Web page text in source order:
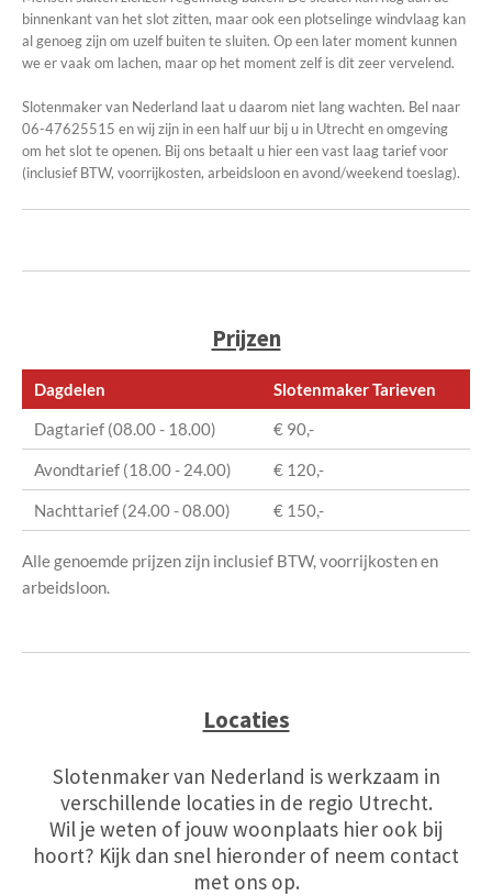
binnenkant van het slot zitten, maar ook een plotselinge windvlaag kan
al genoeg zijn om uzelf buiten te sluiten. Op een later moment kunnen
we er vaak om lachen, maar op het moment zelf is dit zeer vervelend.
Slotenmaker van Nederland laat u daarom niet lang wachten. Bel naar
06-47625515 en wij zijn in een half uur bij u in Utrecht en omgeving
om het slot te openen. Bij ons betaalt u hier een vast laag tarief voor
(inclusief BTW, voorrijkosten, arbeidsloon en avond/weekend toeslag).
Prijzen
Dagdelen
Slotenmaker Tarieven
Dagtarief (08.00 - 18.00)
€ 90,-
Avondtarief (18.00 - 24.00) € 120,-
Nachttarief (24.00 - 08.00) € 150,-
Alle genoemde prijzen zijn inclusief BTW, voorrijkosten en
arbeidsloon.
Locaties
Slotenmaker van Nederland is werkzaam in
verschillende locaties in de regio Utrecht.
Wil je weten of jouw woonplaats hier ook bij
hoort? Kijk dan snel hieronder of neem contact
met ons op.